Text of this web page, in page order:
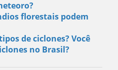
florestais podem
de ciclones? Você
no Brasil?